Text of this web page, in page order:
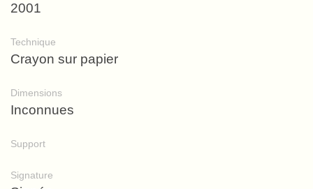
2001
Technique
Crayon sur papier
Dimensions
Inconnues
Support
Signature